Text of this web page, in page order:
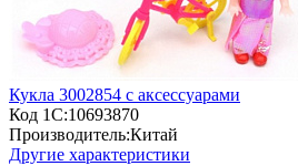
Кукла 3002854 с аксессуарами
Код 1С:10693870
Производитель:Китай
Другие характеристики